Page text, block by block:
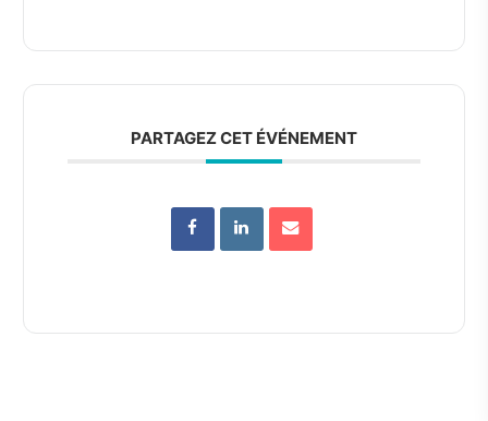
PARTAGEZ CET ÉVÉNEMENT